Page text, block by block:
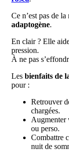
Ce n’est pas de
adaptogène.
En clair ? Elle
pression.
À ne pas
Les bienfaits de
pour :
Retrouver
chargées.
Augmenter
ou perso.
Combattre
nuit de